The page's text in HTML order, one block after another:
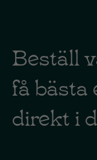
Beställ
få
direkt i